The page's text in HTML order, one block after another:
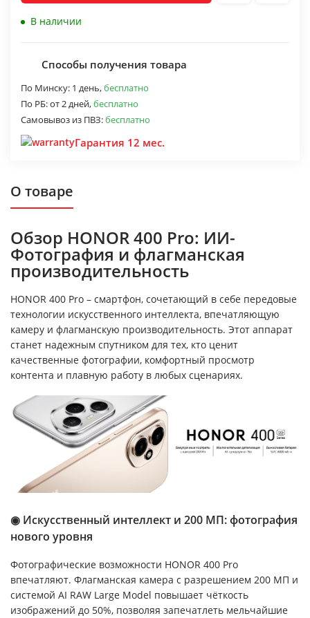
В наличии
Способы получения товара
По Минску: 1 день,бесплатно
По РБ:от 2 дней,бесплатно
Самовывоз из ПВЗ:бесплатно
Гарантия 12 мес.
О товаре
Обзор HONOR 400 Pro: ИИ-
Фотография и флагманская
производительность
HONOR 400 Pro – смартфон, сочетающий в себе передовые
технологии искусственного интеллекта, впечатляющую
камеру и флагманскую производительность. Этот аппарат
станет надежным спутником для тех, кто ценит
качественные фотографии, комфортный просмотр
контента и плавную работу в любых сценариях.
◉ Искусственный интеллект и 200 МП: фотография
нового уровня
Фотографические возможности HONOR 400 Pro
впечатляют. Флагманская камера с разрешением 200 МП и
системой AI RAW Large Model повышает чёткость
изображений до 50%, позволяя запечатлеть мельчайшие